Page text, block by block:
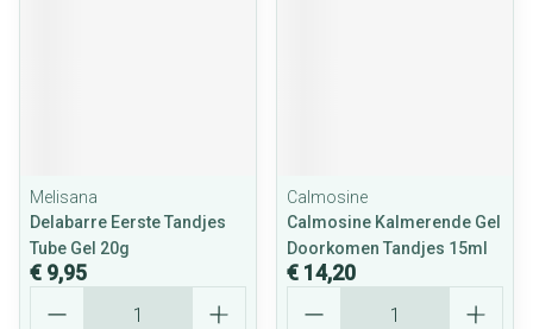
Melisana
Delabarre Eerste Tandjes
Tube Gel 20g
€ 9,95
Calmosine
Calmosine Kalmerende Gel
Doorkomen Tandjes 15ml
€ 14,20